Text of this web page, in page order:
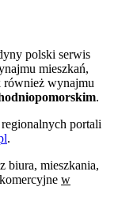
polski serwis
mieszkań,
również wynajmu
.
portali
.
biura, mieszkania,
w